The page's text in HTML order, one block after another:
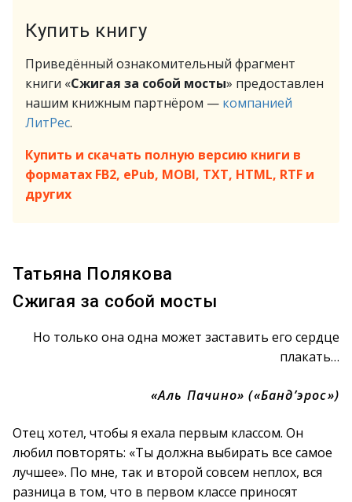
Купить книгу
Приведённый ознакомительный фрагмент
книги «Сжигая за собой мосты» предоставлен
нашим книжным партнёром — компанией
ЛитРес.
Купить и скачать полную версию книги в
форматах FB2, ePub, MOBI, TXT, HTML, RTF и
других
Татьяна Полякова
Сжигая за собой мосты
Но только она одна может заставить его сердце
плакать…
«Аль Пачино» («Банд’эрос»)
Отец хотел, чтобы я ехала первым классом. Он
любил повторять: «Ты должна выбирать все самое
лучшее». По мне, так и второй совсем неплох, вся
разница в том, что в первом классе приносят